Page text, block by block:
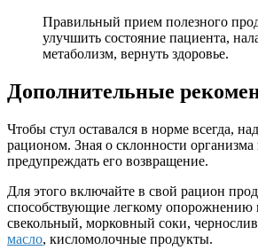
Правильный прием полезного
улучшить состояние пациента,
метаболизм, вернуть здоровье.
Дополнительные
Чтобы стул оставался в норме всегда,
рационом. Зная о склонности организма
предупреждать его возвращение.
Для этого включайте в свой рацион
способствующие легкому опорожнению
свекольный, морковный соки,
масло, кисломолочные продукты.